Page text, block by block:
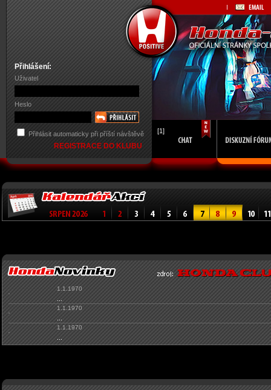
Přihlášení:
Uživatel
Heslo
Přihlásit automaticky při příští návštěvě
REGISTRACE DO KLUBU
[1]
1.1.1970
1.1.1970
1.1.1970